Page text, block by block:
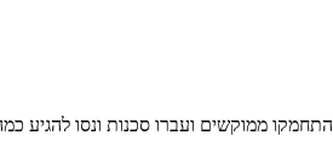
התחמקו ממוקשים ועברו סכנות ונסו להגיע